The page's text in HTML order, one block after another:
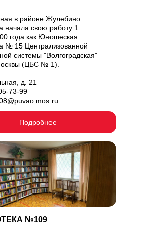
Подробнее
в районе Жулебино
начала свою работу 1
года как Юношеская
№ 15 Централизованной
системы "Волгоградская"
(ЦБС № 1).
д. 21
73-99
№109